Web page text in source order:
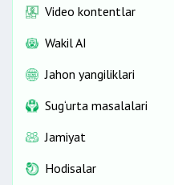
Video kontentlar
Wakil AI
Jahon yangiliklari
Sug‘urta masalalari
Jamiyat
Hodisalar